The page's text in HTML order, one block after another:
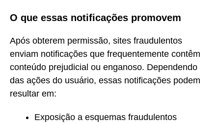
O que essas notificações promovem
Após obterem permissão, sites fraudulentos
enviam notificações que frequentemente contêm
conteúdo prejudicial ou enganoso. Dependendo
das ações do usuário, essas notificações podem
resultar em:
Exposição a esquemas fraudulentos